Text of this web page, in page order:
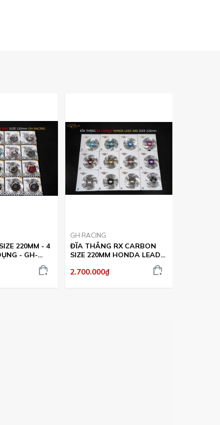
220MM - 4
- GH-
GH RACING
ĐĨA THẮNG RX CARBON
SIZE 220MM HONDA LEAD
2.700.000₫